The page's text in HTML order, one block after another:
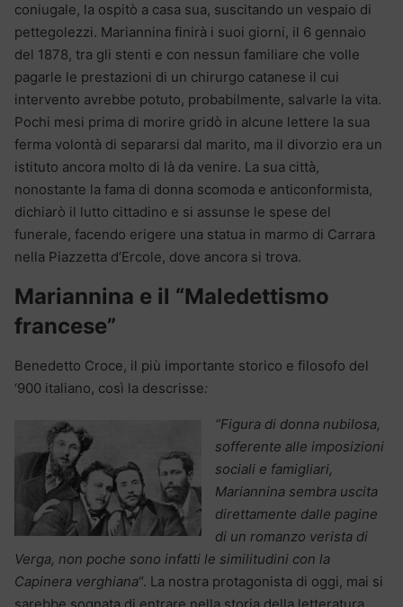
coniugale, la ospitò a casa sua, suscitando un vespaio di
pettegolezzi. Mariannina finirà i suoi giorni, il 6 gennaio
del 1878, tra gli stenti e con nessun familiare che volle
pagarle le prestazioni di un chirurgo catanese il cui
intervento avrebbe potuto, probabilmente, salvarle la vita.
Pochi mesi prima di morire gridò in alcune lettere la sua
ferma volontà di separarsi dal marito, ma il divorzio era un
istituto ancora molto di là da venire. La sua città,
nonostante la fama di donna scomoda e anticonformista,
dichiarò il lutto cittadino e si assunse le spese del
funerale, facendo erigere una statua in marmo di Carrara
nella Piazzetta d’Ercole, dove ancora si trova.
Mariannina e il “Maledettismo
francese”
Benedetto Croce, il più importante storico e filosofo del
‘900 italiano, così la descrisse:
“Figura di donna nubilosa,
sofferente alle imposizioni
sociali e famigliari,
Mariannina sembra uscita
direttamente dalle pagine
di un romanzo verista di
Verga, non poche sono infatti le similitudini con la
Capinera verghiana“. La nostra protagonista di oggi, mai si